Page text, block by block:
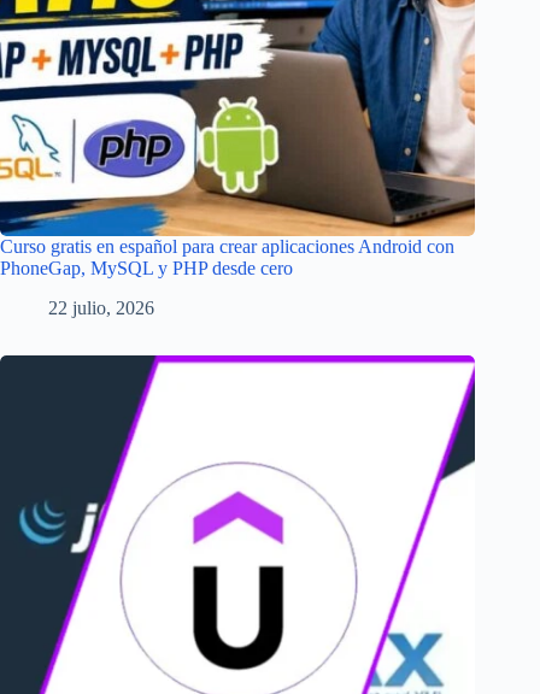
Curso gratis en español para crear aplicaciones Android con
PhoneGap, MySQL y PHP desde cero
22 julio, 2026